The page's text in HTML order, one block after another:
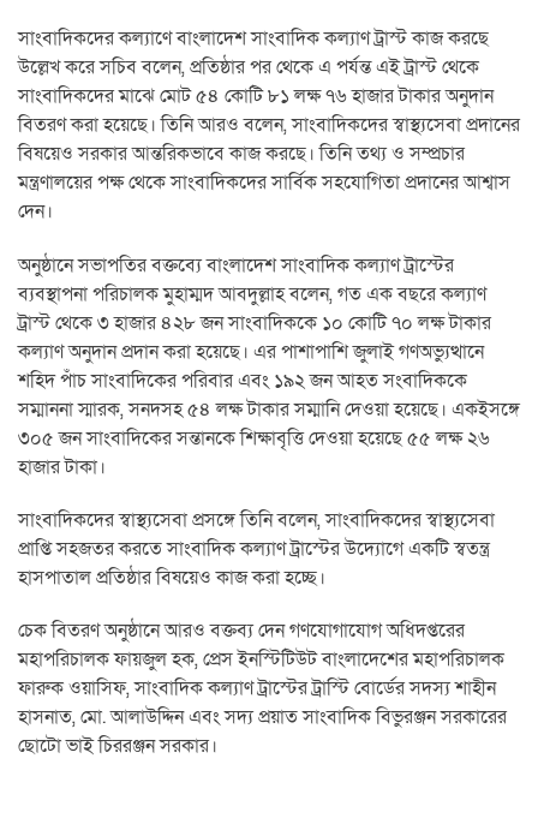
সাংবাদিকদের কল্যাণে বাংলাদেশ সাংবাদিক কল্যাণ ট্রাস্ট কাজ করছে
উল্লেখ করে সচিব বলেন, প্রতিষ্ঠার পর থেকে এ পর্যন্ত এই ট্রাস্ট থেকে
সাংবাদিকদের মাঝে মোট ৫৪ কোটি ৮১ লক্ষ ৭৬ হাজার টাকার অনুদান
বিতরণ করা হয়েছে। তিনি আরও বলেন, সাংবাদিকদের স্বাস্থ্যসেবা প্রদানের
বিষয়েও সরকার আন্তরিকভাবে কাজ করছে। তিনি তথ্য ও সম্প্রচার
মন্ত্রণালয়ের পক্ষ থেকে সাংবাদিকদের সার্বিক সহযোগিতা প্রদানের আশ্বাস
দেন।
অনুষ্ঠানে সভাপতির বক্তব্যে বাংলাদেশ সাংবাদিক কল্যাণ ট্রাস্টের
ব্যবস্থাপনা পরিচালক মুহাম্মদ আবদুল্লাহ বলেন, গত এক বছরে কল্যাণ
ট্রাস্ট থেকে ৩ হাজার ৪২৮ জন সাংবাদিককে ১০ কোটি ৭০ লক্ষ টাকার
কল্যাণ অনুদান প্রদান করা হয়েছে। এর পাশাপাশি জুলাই গণঅভ্যুত্থানে
শহিদ পাঁচ সাংবাদিকের পরিবার এবং ১৯২ জন আহত সংবাদিককে
সম্মাননা স্মারক, সনদসহ ৫৪ লক্ষ টাকার সম্মানি দেওয়া হয়েছে। একইসঙ্গে
৩০৫ জন সাংবাদিকের সন্তানকে শিক্ষাবৃত্তি দেওয়া হয়েছে ৫৫ লক্ষ ২৬
হাজার টাকা।
সাংবাদিকদের স্বাস্থ্যসেবা প্রসঙ্গে তিনি বলেন, সাংবাদিকদের স্বাস্থ্যসেবা
প্রাপ্তি সহজতর করতে সাংবাদিক কল্যাণ ট্রাস্টের উদ্যোগে একটি স্বতন্ত্র
হাসপাতাল প্রতিষ্ঠার বিষয়েও কাজ করা হচ্ছে।
চেক বিতরণ অনুষ্ঠানে আরও বক্তব্য দেন গণযোগাযোগ অধিদপ্তরের
মহাপরিচালক ফায়জুল হক, প্রেস ইনস্টিটিউট বাংলাদেশের মহাপরিচালক
ফারুক ওয়াসিফ, সাংবাদিক কল্যাণ ট্রাস্টের ট্রাস্টি বোর্ডের সদস্য শাহীন
হাসনাত, মো. আলাউদ্দিন এবং সদ্য প্রয়াত সাংবাদিক বিভুরঞ্জন সরকারের
ছোটো ভাই চিররঞ্জন সরকার।